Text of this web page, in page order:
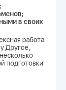
в своих
работа
Другое,
подготовки